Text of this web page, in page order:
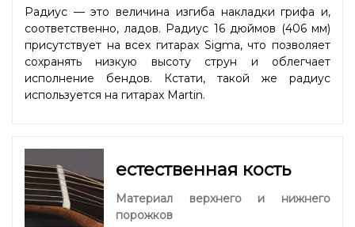
Радиус — это величина изгиба накладки грифа и,
соответственно, ладов. Радиус 16 дюймов (406 мм)
присутствует на всех гитарах Sigma, что позволяет
сохранять низкую высоту струн и облегчает
исполнение бендов. Кстати, такой же радиус
используется на гитарах Martin.
естественная кость
Материал верхнего и нижнего
порожков